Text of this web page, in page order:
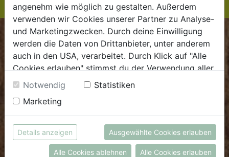
BIOKISTE
Kundenservice
Mo - Do: 8.00 - 16.00 Uhr
Fr: 8.00 - 15.00 Uhr
E.dieBiokiste@biohof.at
+43 7272 2597
angenehm wie möglich zu gestalten. Außerdem
verwenden wir Cookies unserer Partner zu Analyse-
und Marketingzwecken. Durch deine Einwilligung
werden die Daten von Drittanbieter, unter anderem
auch in den USA, verarbeitet. Durch Klick auf "Alle
Cookies erlauben" stimmst du der Verwendung aller
Cookies zu. Unter "Details anzeigen" findest du alle
Infos zu den unterschiedlichen Cookies, du kannst
auch entscheiden, welche Cookies du erlauben
möchtest.
Weitere Informationen findest du in unserer
Datenschutzerklärungbzw. imImpressum
Notwendig
Statistiken
Marketing
Details anzeigen Ausgewählte Cookies erlauben
Alle Cookies ablehnen Alle Cookies erlauben